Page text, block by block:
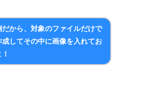
だから、対象のファイルだけで
成してその中に画像を入れてお